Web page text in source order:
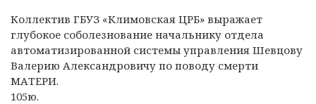
Коллектив ГБУЗ «Климовская ЦРБ» выражает
глубокое соболезнование начальнику отдела
автоматизированной системы управления Шевцову
Валерию Александровичу по поводу смерти
МАТЕРИ.
105ю.